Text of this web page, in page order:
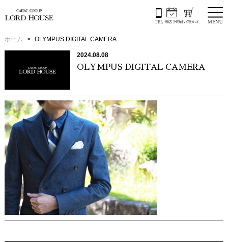
ホーム OLYMPUS DIGITAL CAMERA
2024.08.08
OLYMPUS DIGITAL CAMERA